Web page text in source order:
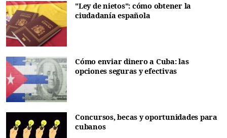
"Ley de nietos": cómo obtener la
ciudadanía española
Cómo enviar dinero a Cuba: las
opciones seguras y efectivas
Concursos, becas y oportunidades para
cubanos